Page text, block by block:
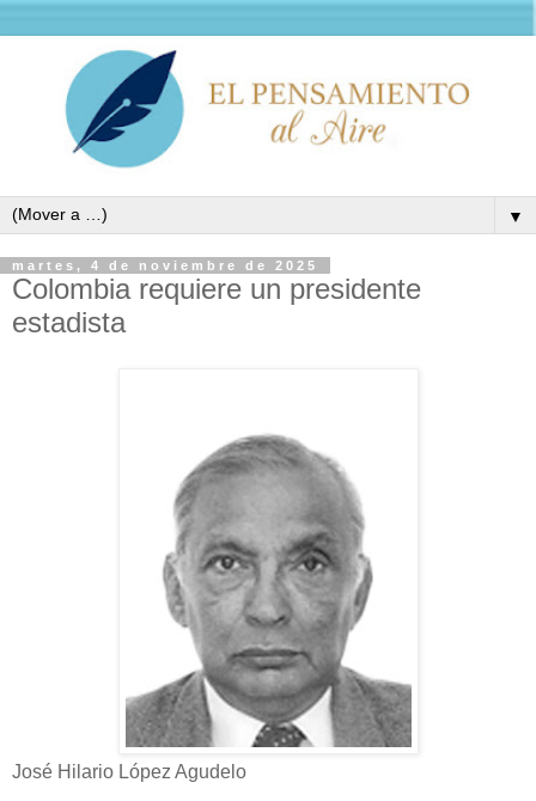
▼
martes, 4 de noviembre de 2025
Colombia requiere un presidente
estadista
José Hilario López Agudelo